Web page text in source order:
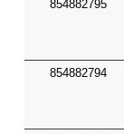
854882795
854882794